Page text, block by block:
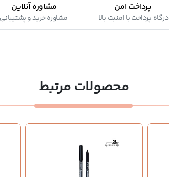
پرداخت امن
درگاه پرداخت با امنیت بالا
مشاوره آنلاین
مشاوره خرید و پشتیبانی
محصولات مرتبط